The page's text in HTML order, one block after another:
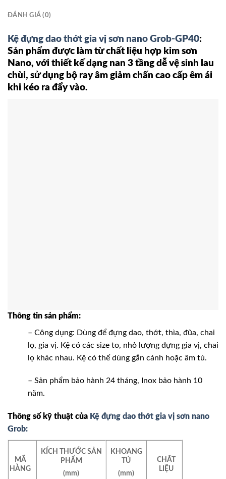
ĐÁNH GIÁ (0)
Kệ đựng dao thớt gia vị sơn nano Grob-GP40:
Sản phẩm được làm từ chất liệu hợp kim sơn
Nano, với thiết kế dạng nan 3 tầng dễ vệ sinh lau
chùi, sử dụng bộ ray âm giảm chấn cao cấp êm ái
khi kéo ra đẩy vào.
Thông tin sản phẩm:
– Công dụng: Dùng để đựng dao, thớt, thìa, đũa, chai
lọ, gia vị. Kệ có các size to, nhỏ lượng đựng gia vị, chai
lọ khác nhau. Kệ có thể dùng gắn cánh hoặc âm tủ.
– Sản phẩm bảo hành 24 tháng, Inox bảo hành 10
năm.
Thông số kỹ thuật của Kệ đựng dao thớt gia vị sơn nano
Grob:
MÃ
HÀNG
KÍCH THƯỚC SẢN
PHẨM
(mm)
KHOANG
TỦ
(mm)
CHẤT
LIỆU